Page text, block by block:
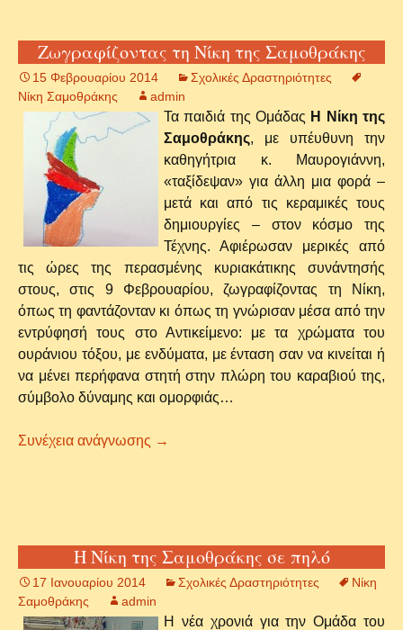
Ζωγραφίζοντας τη Νίκη της Σαμοθράκης
15 Φεβρουαρίου 2014
Σχολικές Δραστηριότητες
Νίκη Σαμοθράκης
admin
Τα παιδιά της Ομάδας Η Νίκη της
Σαμοθράκης, με υπέυθυνη την
καθηγήτρια κ. Μαυρογιάννη,
«ταξίδεψαν» για άλλη μια φορά –
μετά και από τις κεραμικές τους
δημιουργίες – στον κόσμο της
Τέχνης. Αφιέρωσαν μερικές από
τις ώρες της περασμένης κυριακάτικης συνάντησής
στους, στις 9 Φεβρουαρίου, ζωγραφίζοντας τη Νίκη,
όπως τη φαντάζονταν κι όπως τη γνώρισαν μέσα από την
εντρύφησή τους στο Αντικείμενο: με τα χρώματα του
ουράνιου τόξου, με ενδύματα, με ένταση σαν να κινείται ή
να μένει περήφανα στητή στην πλώρη του καραβιού της,
σύμβολο δύναμης και ομορφιάς…
Συνέχεια ανάγνωσης Ζωγραφίζοντας τη Νίκη της
→
Η Νίκη της Σαμοθράκης σε πηλό
17 Ιανουαρίου 2014 Σχολικές Δραστηριότητες
Νίκη
Σαμοθράκης
admin
Η νέα χρονιά για την Ομάδα του